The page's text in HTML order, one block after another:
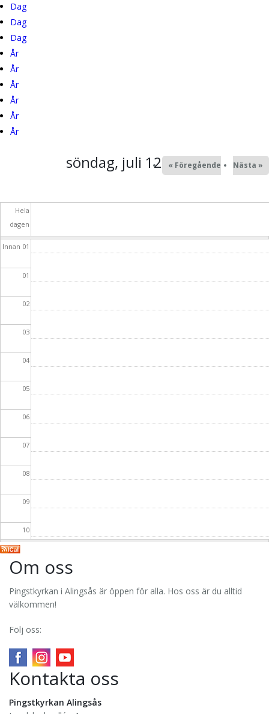
Ungdom
Dag
Dag
Dag
År
År
År
År
År
År
söndag, juli 12, 2026
« Föregående Nästa »
Hela
dagen
Innan 01
01
02
03
04
05
06
07
08
09
10
16
Om oss
Pingstkyrkan i Alingsås är öppen för alla. Hos oss är du alltid
välkommen!
Följ oss:
Kontakta oss
Pingstkyrkan Alingsås